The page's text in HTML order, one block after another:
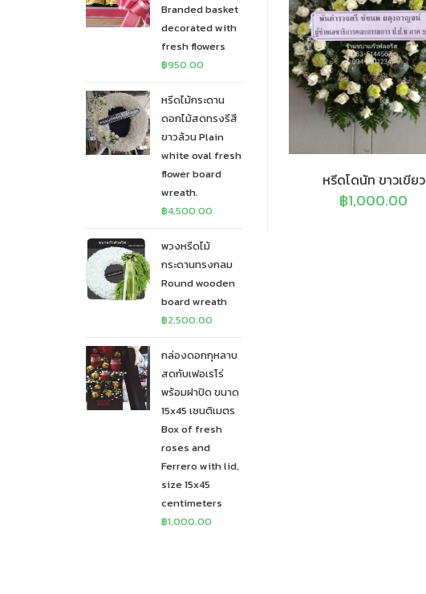
หรีดโดนัท ขาวเขียว
฿1,000.00
Branded basket
decorated with
fresh flowers
฿950.00
หรีดไม้กระดาน
ดอกไม้สดทรงรีสี
ขาวล้วน Plain
white oval fresh
flower board
wreath.
฿4,500.00
พวงหรีดไม้
กระดานทรงกลม
Round wooden
board wreath
฿2,500.00
กล่องดอกกุหลาบ
สดกับเฟอเรโร่
พร้อมฝาปิด ขนาด
15x45 เซนติเมตร
Box of fresh
roses and
Ferrero with lid,
size 15x45
centimeters
฿1,000.00